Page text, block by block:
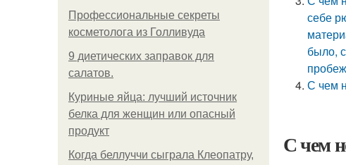
Профессиональные секреты
косметолога из Голливуда
9 диетических заправок для
салатов.
Куриные яйца: лучший источник
белка для женщин или опасный
продукт
Когда беллуччи сыграла Клеопатру,
себе
было,
С чем
С чем